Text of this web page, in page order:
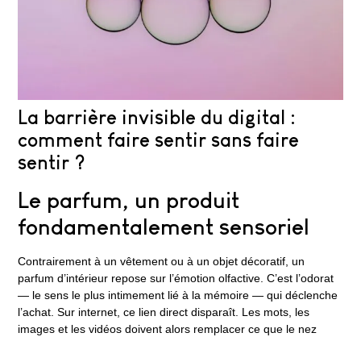
La barrière invisible du digital :
comment faire sentir sans faire
sentir ?
Le parfum, un produit
fondamentalement sensoriel
Contrairement à un vêtement ou à un objet décoratif, un
parfum d’intérieur repose sur l’émotion olfactive. C’est l’odorat
— le sens le plus intimement lié à la mémoire — qui déclenche
l’achat. Sur internet, ce lien direct disparaît. Les mots, les
images et les vidéos doivent alors remplacer ce que le nez